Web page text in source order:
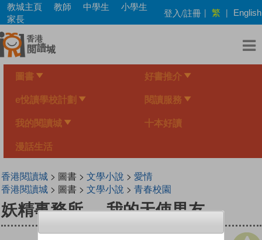
Skip
main
content
教城主頁 教師 中學生
小學生
家長
登入/註冊 | 繁 | English
圖書 好書推介
e悅讀學校計劃 閱讀服務
我的閱讀城 十本好讀
漫話生活
香港閱讀城> 圖書 > 文學小說 > 愛情
香港閱讀城> 圖書 > 文學小說 > 青春校園
妖精事務所──我的天使男友